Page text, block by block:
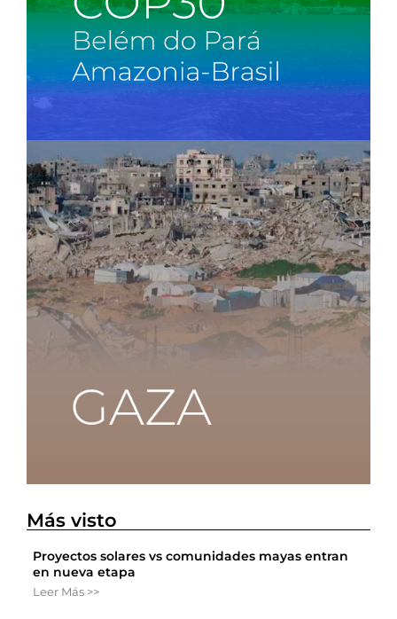
Más visto
Proyectos solares vs comunidades mayas entran
en nueva etapa
Leer Más >>